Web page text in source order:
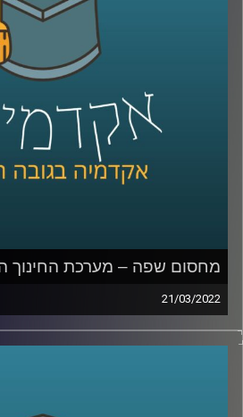
קרדיט תמונות:AudioVersity
מחסום שפה – מערכת החינוך
21/03/2022
איך הגענו למצב שחמישית